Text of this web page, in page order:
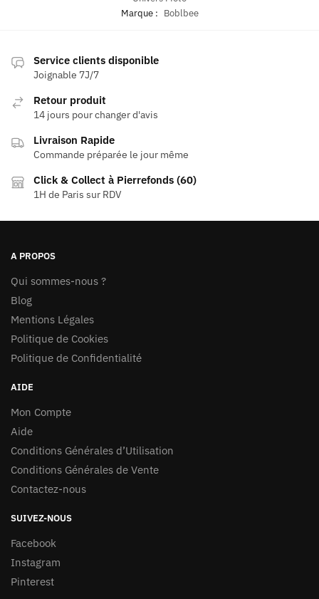
Marque : Boblbee
Service clients disponible
Joignable 7J/7
Retour produit
14 jours pour changer d'avis
Livraison Rapide
Commande préparée le jour même
Click & Collect à Pierrefonds (60)
1H de Paris sur RDV
A PROPOS
Qui sommes-nous ?
Blog
Mentions Légales
Politique de Cookies
Politique de Confidentialité
AIDE
Mon Compte
Aide
Conditions Générales d’Utilisation
Conditions Générales de Vente
Contactez-nous
SUIVEZ-NOUS
Facebook
Instagram
Pinterest